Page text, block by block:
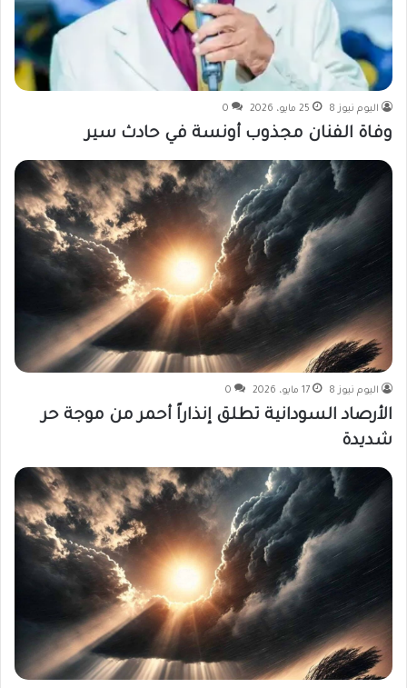
اليوم نيوز 8 25 مايو، 2026 0
وفاة الفنان مجذوب أونسة في حادث سير
اليوم نيوز 8 17 مايو، 2026 0
الأرصاد السودانية تطلق إنذاراً أحمر من موجة حر
شديدة